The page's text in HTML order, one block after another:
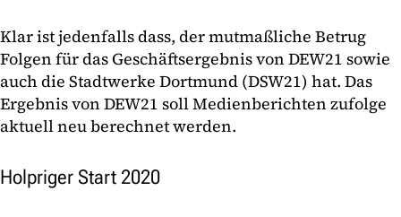
Klar ist jedenfalls dass, der mutmaßliche Betrug
Folgen für das Geschäftsergebnis von DEW21 sowie
auch die Stadtwerke Dortmund (DSW21) hat. Das
Ergebnis von DEW21 soll Medienberichten zufolge
aktuell neu berechnet werden.
Holpriger Start 2020